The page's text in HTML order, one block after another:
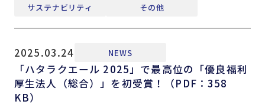
サステナビリティ
その他
2025.03.24 NEWS
「ハタラクエール 2025」で最高位の「優良福利
厚生法人（総合）」を初受賞！（PDF：358
KB）